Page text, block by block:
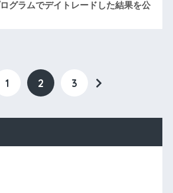
グラムでデイトレードした結果を公
1 2 3